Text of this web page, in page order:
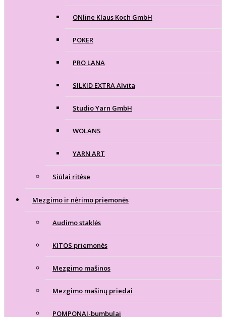
ONline Klaus Koch GmbH
POKER
PRO LANA
SILKID EXTRA Alvita
Studio Yarn GmbH
WOLANS
YARN ART
Siūlai ritėse
Mezgimo ir nėrimo priemonės
Audimo staklės
KITOS priemonės
Mezgimo mašinos
Mezgimo mašinų priedai
POMPONAI-bumbulai